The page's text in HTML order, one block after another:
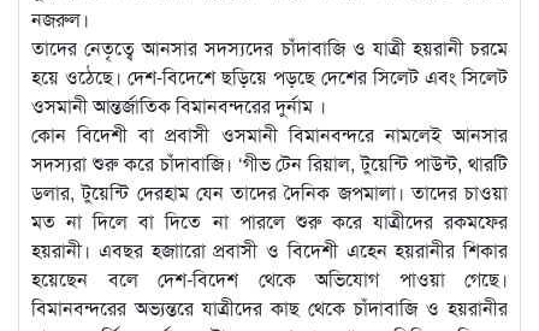
নজরুল।
তাদের নেতৃত্বে আনসার সদস্যদের চাঁদাবাজি ও যাত্রী হয়রানী চরমে
হয়ে ওঠেছে। দেশ-বিদেশে ছড়িয়ে পড়ছে দেশের সিলেট এবং সিলেট
ওসমানী আন্তর্জাতিক বিমানবন্দরের দুর্নাম ।
কোন বিদেশী বা প্রবাসী ওসমানী বিমানবন্দরে নামলেই আনসার
সদস্যরা শুরু করে চাঁদাবাজি। ‘গীভ টেন রিয়াল, টুয়েন্টি পাউন্ট, থারটি
ডলার, টুয়েন্টি দেরহাম যেন তাদের দৈনিক জপমালা। তাদের চাওয়া
মত না দিলে বা দিতে না পারলে শুরু করে যাত্রীদের রকমফের
হয়রানী। এবছর হ্জাারো প্রবাসী ও বিদেশী এহেন হয়রানীর শিকার
হয়েছেন বলে দেশ-বিদেশ থেকে অভিযোগ পাওয়া গেছে।
বিমানবন্দরের অভ্যন্তরে যাত্রীদের কাছ থেকে চাঁদাবাজি ও হয়রানীর